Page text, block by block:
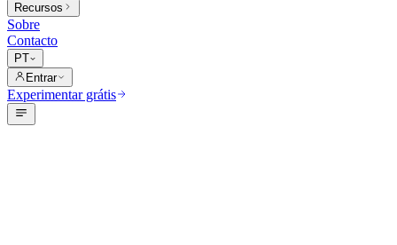
Recursos
Sobre
Contacto
PT
Entrar
Experimentar grátis